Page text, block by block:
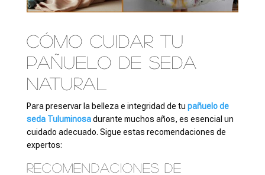
Cómo cuidar tu
pañuelo de seda
natural
Para preservar la belleza e integridad de tu pañuelo de
seda Tuluminosadurante muchos años, es esencial un
cuidado adecuado. Sigue estas recomendaciones de
expertos:
Recomendaciones de